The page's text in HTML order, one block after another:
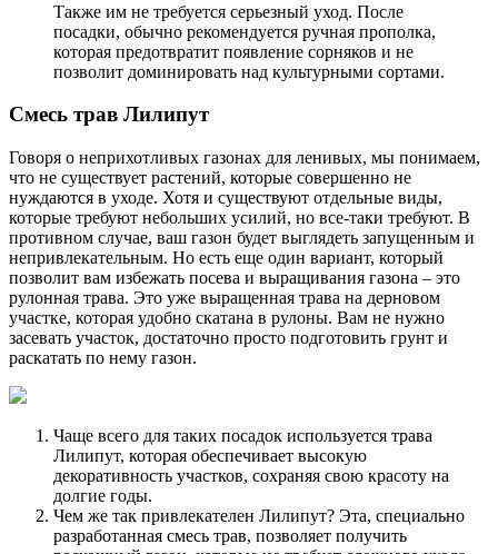
Также им не требуется серьезный уход. После
посадки, обычно рекомендуется ручная прополка,
которая предотвратит появление сорняков и не
позволит доминировать над культурными сортами.
Смесь трав Лилипут
Говоря о неприхотливых газонах для ленивых, мы понимаем,
что не существует растений, которые совершенно не
нуждаются в уходе. Хотя и существуют отдельные виды,
которые требуют небольших усилий, но все-таки требуют. В
противном случае, ваш газон будет выглядеть запущенным и
непривлекательным. Но есть еще один вариант, который
позволит вам избежать посева и выращивания газона – это
рулонная трава. Это уже выращенная трава на дерновом
участке, которая удобно скатана в рулоны. Вам не нужно
засевать участок, достаточно просто подготовить грунт и
раскатать по нему газон.
Чаще всего для таких посадок используется трава
Лилипут, которая обеспечивает высокую
декоративность участков, сохраняя свою красоту на
долгие годы.
Чем же так привлекателен Лилипут? Эта, специально
разработанная смесь трав, позволяет получить